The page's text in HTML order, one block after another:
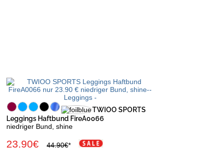
TWIOO SPORTS
Leggings Haftbund FireA0066
niedriger Bund, shine
23.90€ 44.90€*